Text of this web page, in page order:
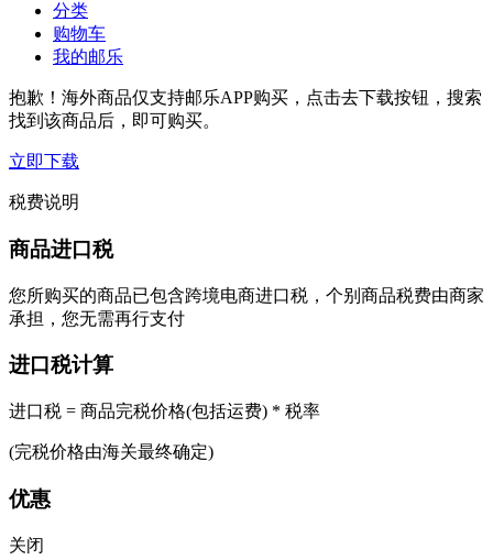
分类
购物车
我的邮乐
抱歉！海外商品仅支持邮乐APP购买，点击去下载按钮，搜索
找到该商品后，即可购买。
立即下载
税费说明
商品进口税
您所购买的商品已包含跨境电商进口税，个别商品税费由商家
承担，您无需再行支付
进口税计算
进口税 = 商品完税价格(包括运费) * 税率
(完税价格由海关最终确定)
优惠
关闭